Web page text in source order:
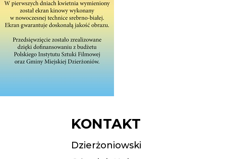
KONTAKT
Dzierżoniowski